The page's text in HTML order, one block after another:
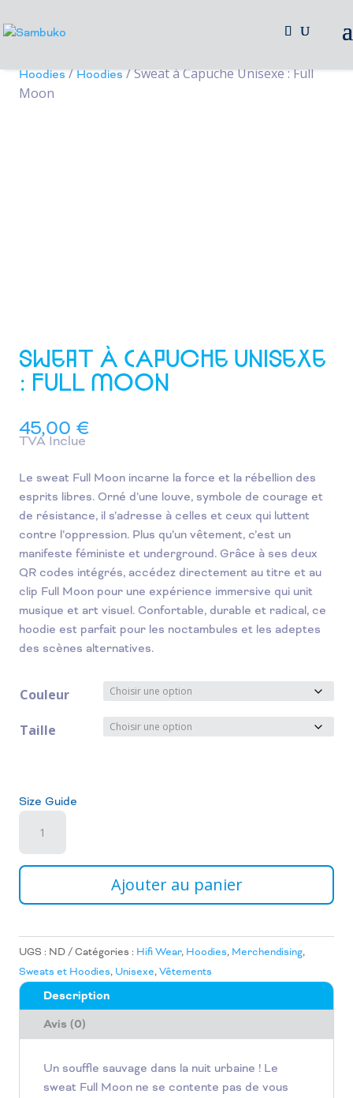
Hoodies/Hoodies/ Sweat à Capuche Unisexe : Full
Moon
SWEAT À CAPUCHE UNISEXE
: FULL MOON
45,00 €
TVA Inclue
Le sweat Full Moon incarne la force et la rébellion des
esprits libres. Orné d’une louve, symbole de courage et
de résistance, il s’adresse à celles et ceux qui luttent
contre l’oppression. Plus qu’un vêtement, c’est un
manifeste féministe et underground. Grâce à ses deux
QR codes intégrés, accédez directement au titre et au
clip Full Moon pour une expérience immersive qui unit
musique et art visuel. Confortable, durable et radical, ce
hoodie est parfait pour les noctambules et les adeptes
des scènes alternatives.
Couleur
Taille
Size Guide
quantité
Sweat
à
Capuche
:
Full
Moon
Ajouter au panier
UGS : ND Catégories : Hifi Wear, Hoodies, Merchendising,
Sweats et Hoodies, Unisexe,Vêtements
Description
Avis (0)
Un souffle sauvage dans la nuit urbaine ! Le
sweat Full Moon ne se contente pas de vous